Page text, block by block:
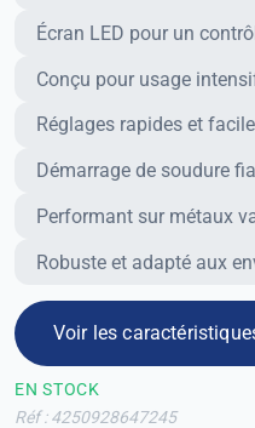
Écran LED pour un
Conçu pour usage
Avantages
Réglages rapides et
Démarrage de soudure
Performant sur métaux
Robuste et adapté aux
Voir les
EN STOCK
Réf : 4250928647245